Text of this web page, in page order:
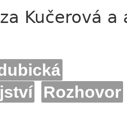
Kučerová
Rozhovor